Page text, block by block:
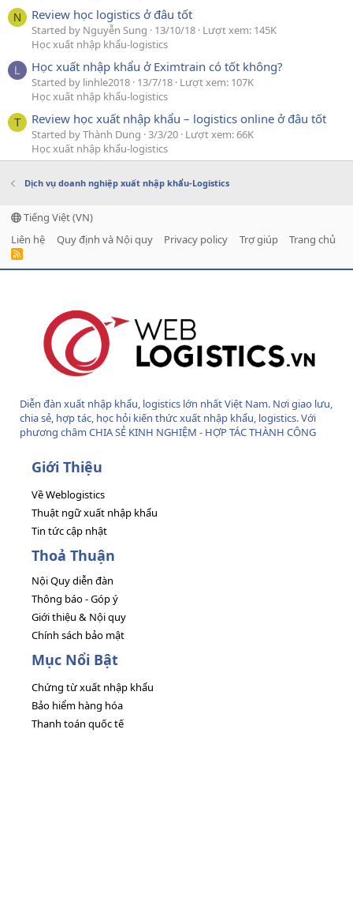
N Review học logistics ở đâu tốt
Started by Nguyễn Sung 13/10/18 Lượt xem: 145K
Học xuất nhập khẩu-logistics
L Học xuất nhập khẩu ở Eximtrain có tốt không?
Started by linhle2018 13/7/18 Lượt xem: 107K
Học xuất nhập khẩu-logistics
T Review học xuất nhập khẩu – logistics online ở đâu tốt
Started by Thành Dung 3/3/20 Lượt xem: 66K
Học xuất nhập khẩu-logistics
Dịch vụ doanh nghiệp xuất nhập khẩu-Logistics
Tiếng Việt (VN)
Liên hệ
Quy định và Nội quy Privacy policy Trợ giúp Trang chủ
R
Diễn đàn xuất nhập khẩu, logistics lớn nhất Việt Nam. Nơi giao lưu,
chia sẻ, hợp tác, học hỏi kiến thức xuất nhập khẩu, logistics. Với
phương châm CHIA SẺ KINH NGHIỆM - HỢP TÁC THÀNH CÔNG
Giới Thiệu
Về Weblogistics
Thuật ngữ xuất nhập khẩu
Tin tức cập nhật
Thoả Thuận
Nội Quy diễn đàn
Thông báo - Góp ý
Giới thiệu & Nội quy
Chính sách bảo mật
Mục Nổi Bật
Chứng từ xuất nhập khẩu
Bảo hiểm hàng hóa
Thanh toán quốc tế